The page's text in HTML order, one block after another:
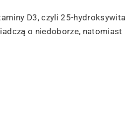
D3, czyli 25-
o niedoborze,